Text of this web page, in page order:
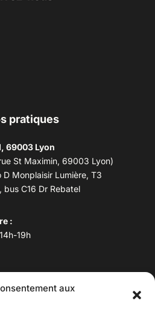
aux
pratiques
69003 Lyon
St Maximin, 69003 Lyon)
Monplaisir Lumière, T3
bus C16 Dr Rebatel
:
19h
06 40